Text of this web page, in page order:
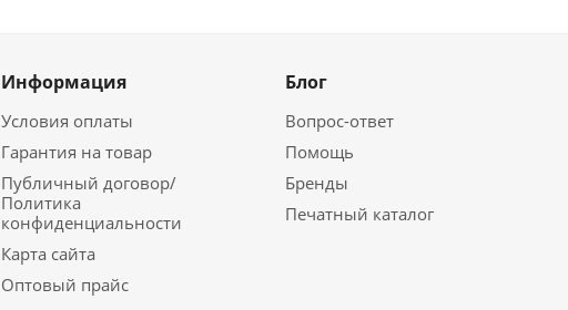
Информация
Условия оплаты
Гарантия на товар
Публичный договор/
Политика
конфиденциальности
Карта сайта
Оптовый прайс
Блог
Вопрос-ответ
Помощь
Бренды
Печатный каталог